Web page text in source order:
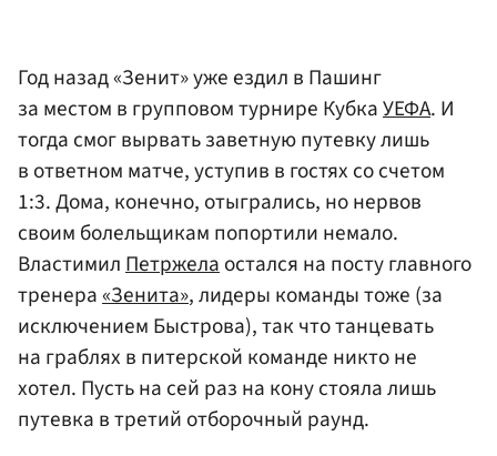
Год назад «Зенит» уже ездил в Пашинг
за местом в групповом турнире КубкаУЕФА. И
тогда смог вырвать заветную путевку лишь
в ответном матче, уступив в гостях со счетом
1:3. Дома, конечно, отыгрались, но нервов
своим болельщикам попортили немало.
ВластимилПетржелаостался на посту главного
тренера«Зенита», лидеры команды тоже (за
исключением Быстрова), так что танцевать
на граблях в питерской команде никто не
хотел. Пусть на сей раз на кону стояла лишь
путевка в третий отборочный раунд.